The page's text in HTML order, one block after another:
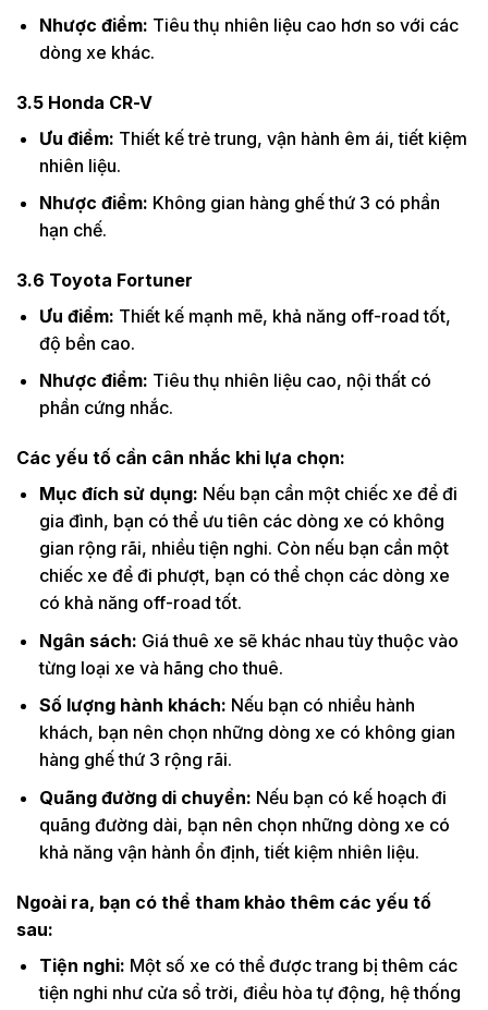
Nhược điểm: Tiêu thụ nhiên liệu cao hơn so với các
dòng xe khác.
3.5 Honda CR-V
Ưu điểm: Thiết kế trẻ trung, vận hành êm ái, tiết kiệm
nhiên liệu.
Nhược điểm: Không gian hàng ghế thứ 3 có phần
hạn chế.
3.6 Toyota Fortuner
Ưu điểm: Thiết kế mạnh mẽ, khả năng off-road tốt,
độ bền cao.
Nhược điểm: Tiêu thụ nhiên liệu cao, nội thất có
phần cứng nhắc.
Các yếu tố cần cân nhắc khi lựa chọn:
Mục đích sử dụng: Nếu bạn cần một chiếc xe để đi
gia đình, bạn có thể ưu tiên các dòng xe có không
gian rộng rãi, nhiều tiện nghi. Còn nếu bạn cần một
chiếc xe để đi phượt, bạn có thể chọn các dòng xe
có khả năng off-road tốt.
Ngân sách: Giá thuê xe sẽ khác nhau tùy thuộc vào
từng loại xe và hãng cho thuê.
Số lượng hành khách: Nếu bạn có nhiều hành
khách, bạn nên chọn những dòng xe có không gian
hàng ghế thứ 3 rộng rãi.
Quãng đường di chuyển: Nếu bạn có kế hoạch đi
quãng đường dài, bạn nên chọn những dòng xe có
khả năng vận hành ổn định, tiết kiệm nhiên liệu.
Ngoài ra, bạn có thể tham khảo thêm các yếu tố
sau:
Tiện nghi: Một số xe có thể được trang bị thêm các
tiện nghi như cửa sổ trời, điều hòa tự động, hệ thống